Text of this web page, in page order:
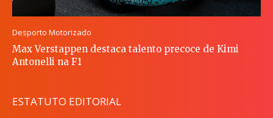
Desporto Motorizado
Max Verstappen destaca talento precoce de Kimi
Antonelli na F1
ESTATUTO EDITORIAL